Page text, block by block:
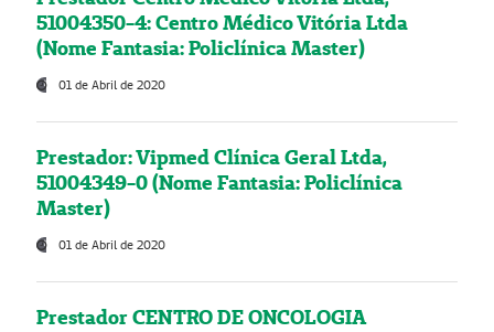
51004350-4: Centro Médico Vitória Ltda
(Nome Fantasia: Policlínica Master)
01 de Abril de 2020
Prestador: Vipmed Clínica Geral Ltda,
51004349-0 (Nome Fantasia: Policlínica
Master)
01 de Abril de 2020
Prestador CENTRO DE ONCOLOGIA